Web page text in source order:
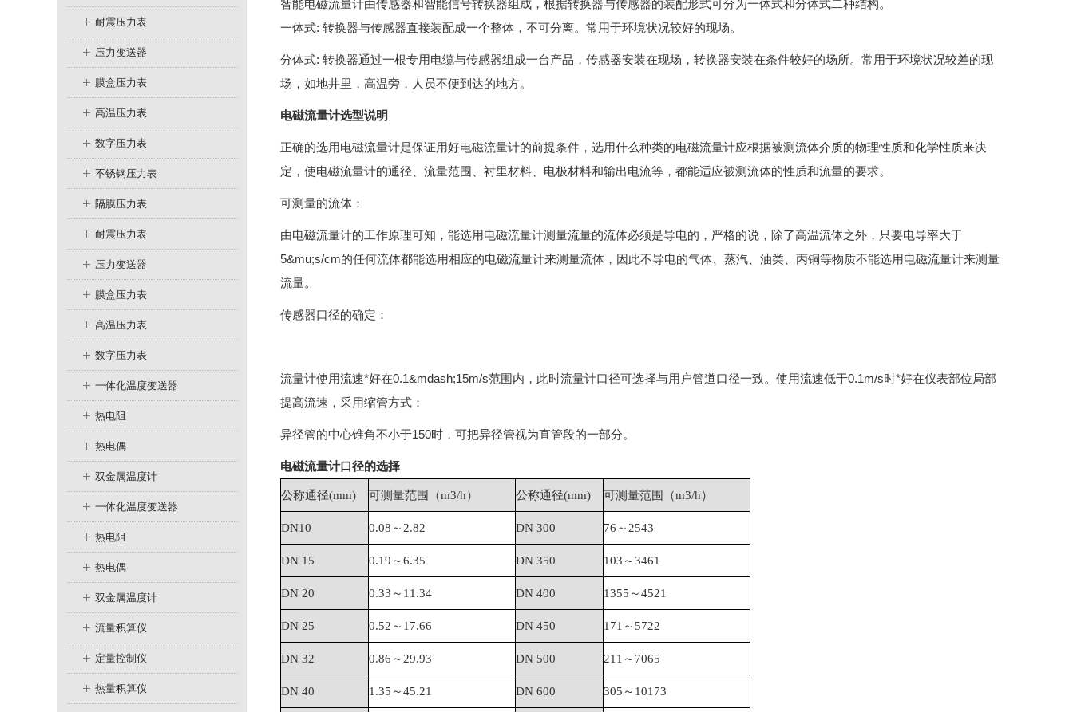
耐震压力表
压力变送器
膜盒压力表
高温压力表
数字压力表
不锈钢压力表
隔膜压力表
耐震压力表
压力变送器
膜盒压力表
高温压力表
数字压力表
一体化温度变送器
热电阻
热电偶
双金属温度计
一体化温度变送器
热电阻
热电偶
双金属温度计
流量积算仪
定量控制仪
热量积算仪
智能电磁流量计由传感器和智能信号转换器组成，根据转换器与传感器的装配形式可分为一体式和分体式二种结构。
一体式: 转换器与传感器直接装配成一个整体，不可分离。常用于环境状况较好的现场。
分体式: 转换器通过一根专用电缆与传感器组成一台产品，传感器安装在现场，转换器安装在条件较好的场所。常用于环境状况较差的现
场，如地井里，高温旁，人员不便到达的地方。
电磁流量计选型说明
正确的选用电磁流量计是保证用好电磁流量计的前提条件，选用什么种类的电磁流量计应根据被测流体介质的物理性质和化学性质来决
定，使电磁流量计的通径、流量范围、衬里材料、电极材料和输出电流等，都能适应被测流体的性质和流量的要求。
可测量的流体：
由电磁流量计的工作原理可知，能选用电磁流量计测量流量的流体必须是导电的，严格的说，除了高温流体之外，只要电导率大于
5&mu;s/cm的任何流体都能选用相应的电磁流量计来测量流体，因此不导电的气体、蒸汽、油类、丙铜等物质不能选用电磁流量计来测量
流量。
传感器口径的确定：
流量计使用流速*好在0.1&mdash;15m/s范围内，此时流量计口径可选择与用户管道口径一致。使用流速低于0.1m/s时*好在仪表部位局部
提高流速，采用缩管方式：
异径管的中心锥角不小于150时，可把异径管视为直管段的一部分。
电磁流量计口径的选择
公称通径(mm) 可测量范围（m3/h） 公称通径(mm) 可测量范围（m3/h）
DN10 0.08～ 2.82 DN 300 76～ 2543
DN 15 0.19～6.35 DN 350 103～3461
DN 20 0.33～ 11.34 DN 400 1355～4521
DN 25 0.52～ 17.66 DN 450 171～ 5722
DN 32 0.86～ 29.93 DN 500 211～ 7065
DN 40 1.35～45.21 DN 600 305～ 10173